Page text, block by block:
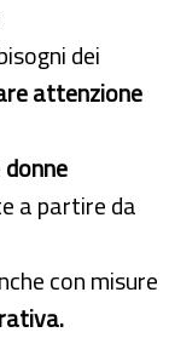
dei
attenzione
donne
a partire da
con misure